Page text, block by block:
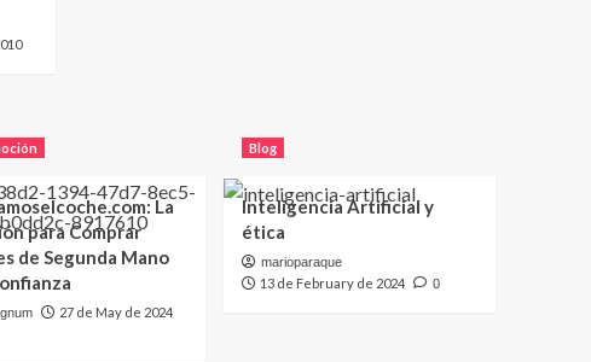
La
para Comprar
de Segunda Mano
27 de May de 2024
Blog
Inteligencia Artificial y
ética
marioparaque
13 de February de 2024 0